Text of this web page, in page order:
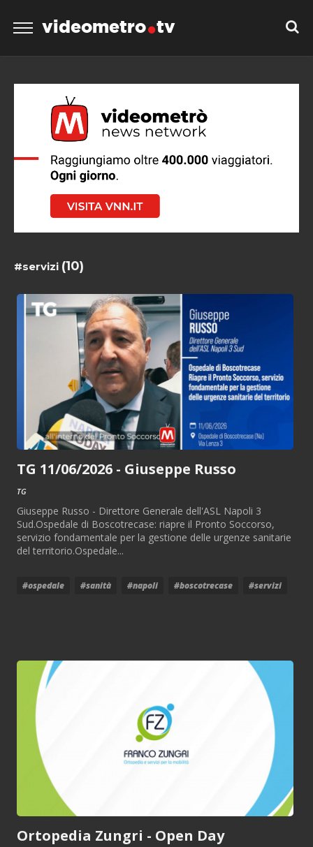
videometro tv
#servizi (10)
TG 11/06/2026 - Giuseppe Russo
TG
Giuseppe Russo - Direttore Generale dell'ASL Napoli 3
Sud.Ospedale di Boscotrecase: riapre il Pronto Soccorso,
servizio fondamentale per la gestione delle urgenze sanitarie
del territorio.Ospedale...
#ospedale #sanità #napoli #boscotrecase #servizi
Ortopedia Zungri - Open Day